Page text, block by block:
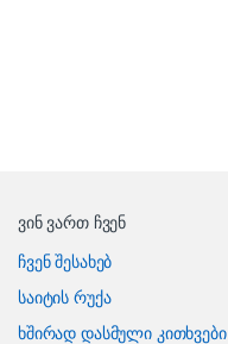
ვინ ვართ ჩვენ
ჩვენ შესახებ
საიტის რუქა
ხშირად დასმული კითხვები